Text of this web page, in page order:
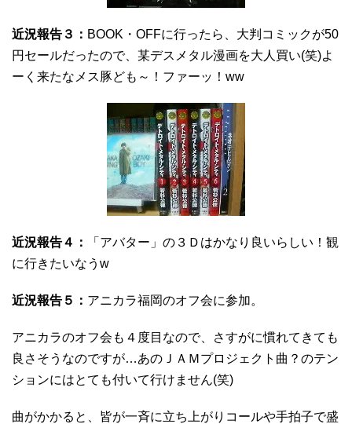
近況報告３： BOOK・OFFに行ったら、大判コミックが50
円セールだったので、某デスメタル漫画を大人買い(笑)よ
ーく来たなメス豚ども～！ファーッ！ww
近況報告４：
「アバター」の３Ｄはかなり良いらしい！観
に行きたいなうw
近況報告５： アニカラ福岡のオフ会に参加。
アニカラのオフ会も４度目なので、さすがに慣れてきても
良さそうなのですが…あのＪＡＭプロジェクト曲？のテン
ションにはとても付いて行けません(笑)
曲がかかると、皆が一斉に立ち上がりコールや手拍子で盛